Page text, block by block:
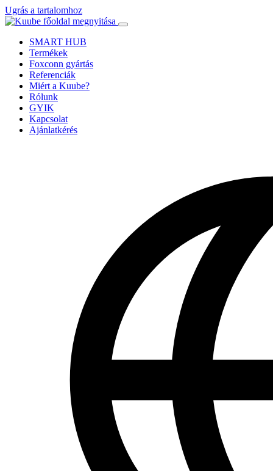
Ugrás a tartalomhoz
SMART HUB
Termékek
Foxconn gyártás
Referenciák
Miért a Kuube?
Rólunk
GYIK
Kapcsolat
Ajánlatkérés